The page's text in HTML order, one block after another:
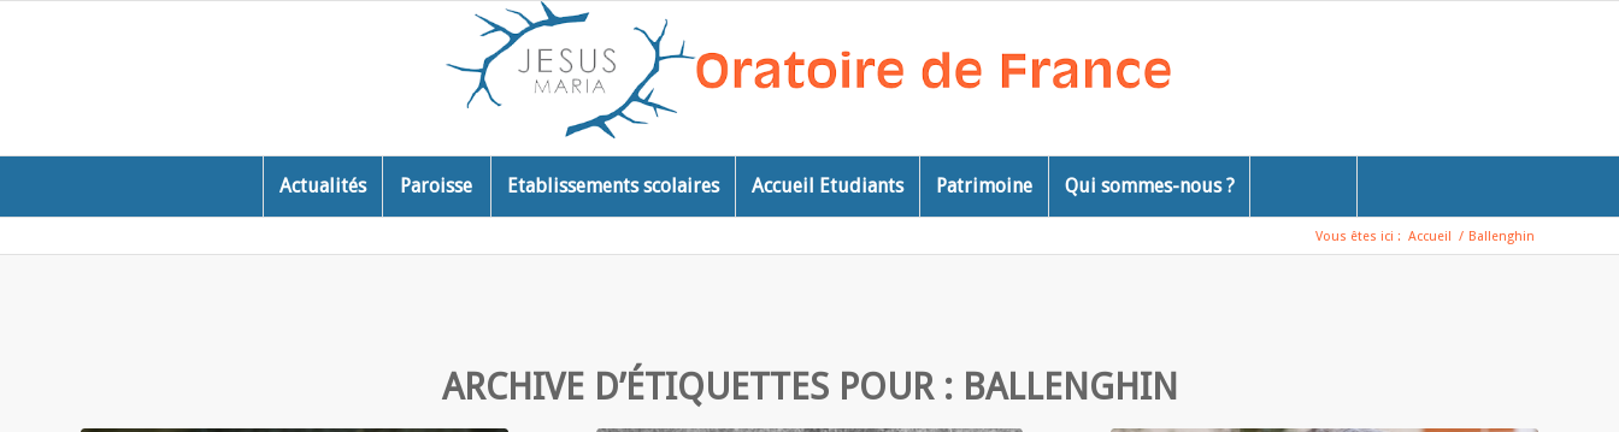
Actualités Paroisse Etablissements scolaires Accueil Etudiants Patrimoine Qui sommes-nous ?
Vous êtes ici : Accueil / Ballenghin
ARCHIVE D’ÉTIQUETTES POUR : BALLENGHIN